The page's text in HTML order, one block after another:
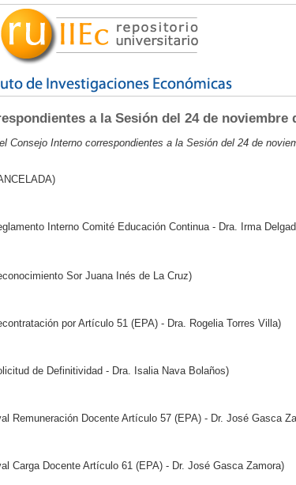
a la Sesión del 24 de noviembre
Consejo Interno correspondientes a la Sesión del 24 de
Interno Comité Educación Continua - Dra. Irma
Sor Juana Inés de La Cruz)
por Artículo 51 (EPA) - Dra. Rogelia Torres Villa)
de Definitividad - Dra. Isalia Nava Bolaños)
Remuneración Docente Artículo 57 (EPA) - Dr. José Gasca
Carga Docente Artículo 61 (EPA) - Dr. José Gasca Zamora)